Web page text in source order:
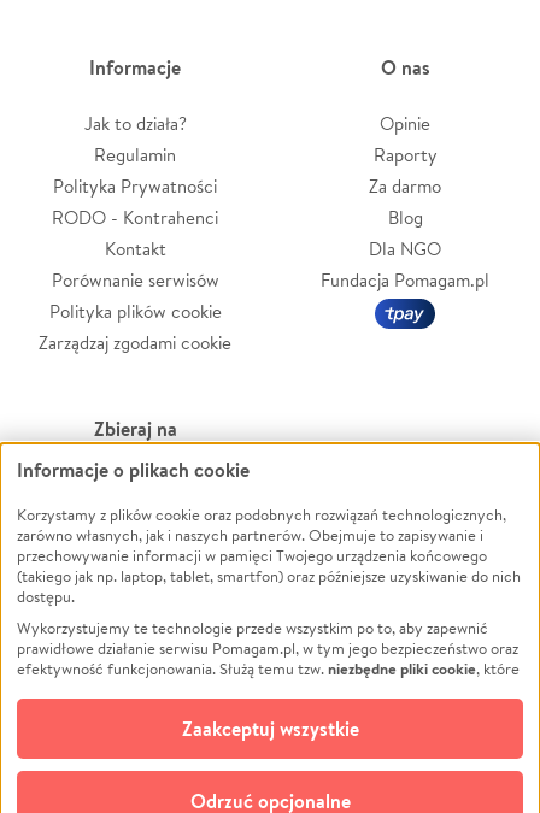
Informacje
Jak to działa?
Regulamin
Polityka Prywatności
RODO - Kontrahenci
Kontakt
Porównanie serwisów
Polityka plików cookie
Zarządzaj zgodami cookie
O nas
Opinie
Raporty
Za darmo
Blog
Dla NGO
Fundacja Pomagam.pl
Zbieraj na
Leczenie
Zwierzęta
Pożar
Ukraina
Pomoc Finansowa
Projekty
Pogrzeb
Społeczność lokalna
Kultura
Powódź
Wichura
NGO
Edukacja
Podróż
Impreza
Ochrona środowiska
Biznes
Informacje o plikach cookie
Korzystamy z plików cookie oraz podobnych rozwiązań technologicznych,
zarówno własnych, jak i naszych partnerów. Obejmuje to zapisywanie i
przechowywanie informacji w pamięci Twojego urządzenia końcowego
(takiego jak np. laptop, tablet, smartfon) oraz późniejsze uzyskiwanie do nich
dostępu.
Wykorzystujemy te technologie przede wszystkim po to, aby zapewnić
prawidłowe działanie serwisu Pomagam.pl, w tym jego bezpieczeństwo oraz
efektywność funkcjonowania. Służą temu tzw.niezbędne pliki cookie, które
opcjonalnych plików cookie
technologii do celów analitycznych i retargetingowych. Możesz wyrazić
zgodę na ich stosowanie lub jej odmówić. W dowolnym momencie masz
możliwość zmiany swoich preferencji na stronie „Zarządzaj zgodami cookie”,
do której link znajdziesz w stopce serwisu Pomagam.pl. Opcjonalne pliki
Odrzuć opcjonalne
Zaakceptuj wszystkie